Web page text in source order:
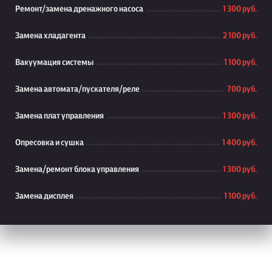
Ремонт/замена дренажного насоса 1 300 руб.
Замена хладагента 2 100 руб.
Вакуумация системы 1 100 руб.
Замена автомата/пускателя/реле 700 руб.
Замена плат управления 1 300 руб.
Опресовка и сушка 1 400 руб.
Замена/ремонт блока управления 1 300 руб.
Замена дисплея 1 100 руб.